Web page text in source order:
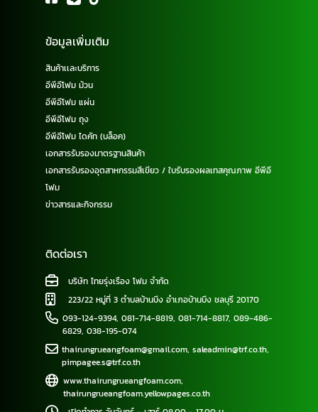
ข้อมูลเพิ่มเติม
สินค้าเเละบริการ
อีพีอีโฟม ม้วน
อีพีอีโฟม แผ่น
อีพีอีโฟม ถุง
อีพีอีโฟม ไดคัท (บล็อค)
เอกสารรับรองมาตรฐานสินค้า
เอกสารรับรองอุตสาหกรรมสีเขียว / ใบรับรองผลเทสคุณภาพ อีพีอี
โฟม
ข่าวสารและกิจกรรม
ติดต่อเรา
บริษัท ไทยรุ่งเรือง โฟม จำกัด
223/22 หมู่ที่ 3 ตำบลบ้านบึง อำเภอบ้านบึง ชลบุรี 20170
093-124-9394, 081-714-8819, 081-714-8817, 089-486-
6829, 038-195-074
thairungrueangfoam@gmail.com,saleadmin@trf.co.th,
pimpagee.s@trf.co.th
www.thairungrueangfoam.com,
thairungrueangfoam.yellowpages.co.th